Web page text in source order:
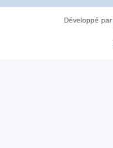
Développé par